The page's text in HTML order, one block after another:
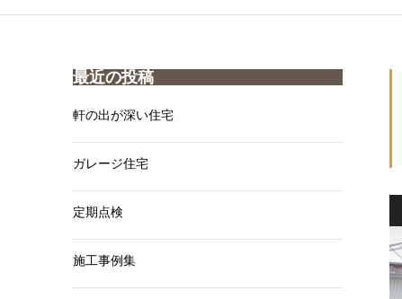
最近の投稿
軒の出が深い住宅
ガレージ住宅
定期点検
施工事例集